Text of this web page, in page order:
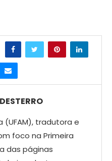
(UFAM), tradutora e
foco na Primeira
das páginas